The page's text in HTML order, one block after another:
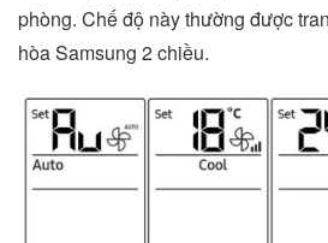
phòng. Chế độ này thường được
hòa Samsung 2 chiều.